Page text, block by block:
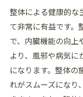
整体による健康的な
て非常に有益です。
で、内臓機能の向上
より、風邪や病気
になります。整体の
れがスムーズになり